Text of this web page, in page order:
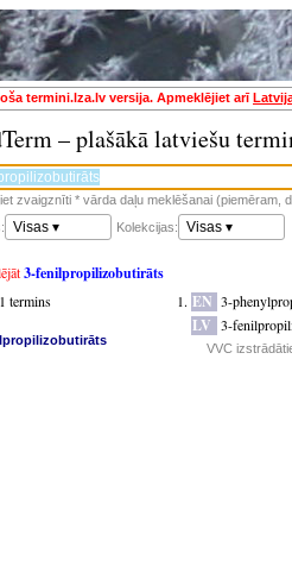
termini.lza.lv versija. Apmeklējiet arī
– plašākā latviešu
zvaigznīti * vārda daļu meklēšanai (piemēram,
Visas ▾ Kolekcijas: Visas ▾
3-fenilpropilizobutirāts
termins
EN 3-
LV 3-
VVC